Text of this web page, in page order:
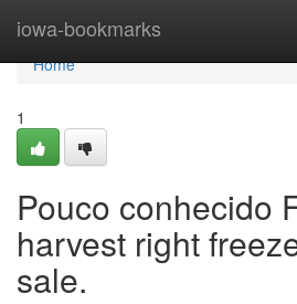
iowa-bookmarks
Home
Home
1
Pouco conhecido
harvest right
sale.